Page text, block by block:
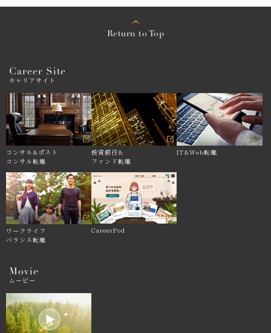
Return to Top
Career Site
キャリアサイト
コンサル& ポスト
コンサル転職
投資銀行&
ファンド転職
IT&Web転職
ワークライフ
バランス転職
CareerPod
Movie
ムービー